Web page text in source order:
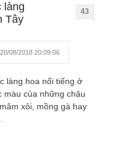
làng
Tây
43
20/08/2018 20:09:06
làng hoa nổi tiếng ở
màu của những chậu
xôi, mồng gà hay